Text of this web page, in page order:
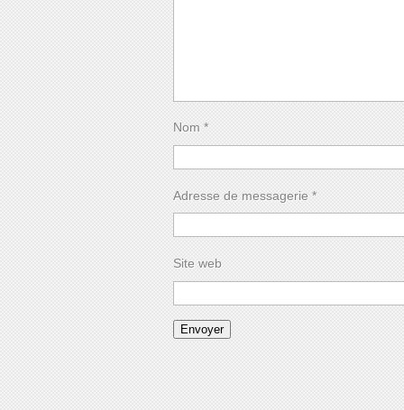
Nom *
Adresse de messagerie *
Site web